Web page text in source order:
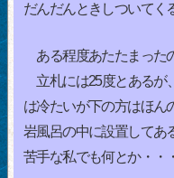
だんだんときしついてく
ある程度あたたまった
立札には25度とあるが
は冷たいが下の方はほん
岩風呂の中に設置してあ
苦手な私でも何とか・・